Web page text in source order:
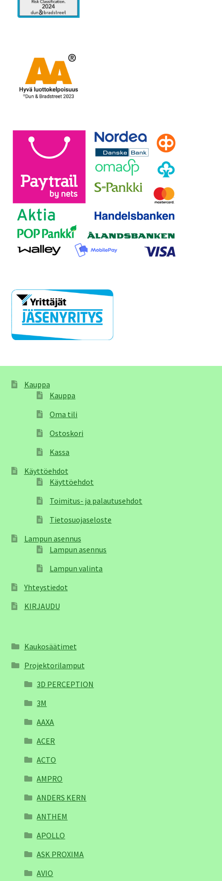
Kauppa
Kauppa
Oma tili
Ostoskori
Kassa
Käyttöehdot
Käyttöehdot
Toimitus- ja palautusehdot
Tietosuojaseloste
Lampun asennus
Lampun asennus
Lampun valinta
Yhteystiedot
KIRJAUDU
Kaukosäätimet
Projektorilamput
3D PERCEPTION
3M
AAXA
ACER
ACTO
AMPRO
ANDERS KERN
ANTHEM
APOLLO
ASK PROXIMA
AVIO